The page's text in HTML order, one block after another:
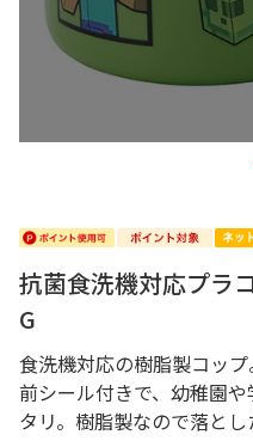
抗菌食洗機対応プラ
G
食洗機対応の樹脂製コッ
前シール付きで、幼稚園
タリ。樹脂製なので落とし